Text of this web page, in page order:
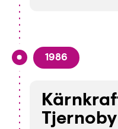
1986
Tjernoby